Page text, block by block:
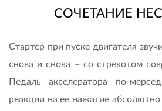
СОЧЕТАНИЕ
Стартер при пуске двигателя
снова и снова – со стрекотом
Педаль акселератора по-
реакции на ее нажатие